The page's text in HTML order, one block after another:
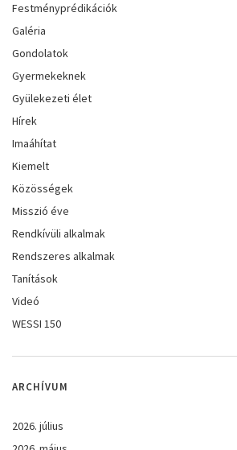
Festményprédikációk
Galéria
Gondolatok
Gyermekeknek
Gyülekezeti élet
Hírek
Imaáhítat
Kiemelt
Közösségek
Misszió éve
Rendkívüli alkalmak
Rendszeres alkalmak
Tanítások
Videó
WESSI 150
ARCHÍVUM
2026. július